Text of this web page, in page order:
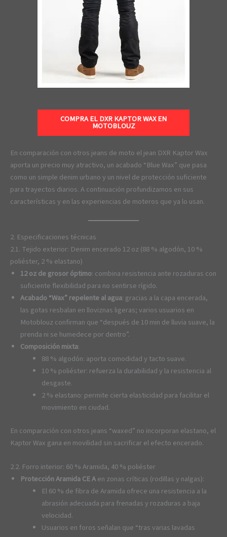
COMPRA EL DXR KAPTOR WAX EN
MOTOBLOUZ
En comparación con otros jeans de moto el jean DXR Kaptor Wax
aporta un precio muy atractivo, un acabado “Blue Wax” que pasa
como un simple denim urbano y un nivel de protección suficiente
para trayectos diarios. A continuación profundizamos en sus
características y en las experiencias de moteros que ya lo usan.
2. Especificaciones técnicas
2.1. Tejido exterior: Denim encerado 12 oz (88 % algodón, 10 %
poliéster, 2 % elastano)
12 oz de grosor óptimo: combina resistencia ante rozaduras con
suficiente flexibilidad para no sentirse rígido.
Acabado “Wax” repelente al agua: gracias a la capa encerada,
las gotas resbalan en lloviznas ligeras; varios usuarios en
Motoblouz confirman que “después de 10 min de lluvia suave, la
prenda ni se humedece por dentro”.
Composición mixta:
88 % algodón: aporta comodidad y tacto suave.
10 % poliéster: refuerza la durabilidad y la resistencia al
desgaste.
2 % elastano: permite cierta elasticidad para facilitar el
movimiento en ciudad.
En comparación con otros jeans “waxed” no incorporan elastano, el
Kaptor Wax gana en movilidad sin sacrificar el efecto encerado.
2.2. Forro interior: 60 % Aramida, 40 % poliéster
Protección Aramida CE Aen zonas críticas (rodillas y nalgas):
El 60 % de fibra de Aramida ofrece una resistencia a la
abrasión adecuada para frenadas y rozaduras a baja
velocidad.
Usuarios en foros señalan que “tras varias lavadas